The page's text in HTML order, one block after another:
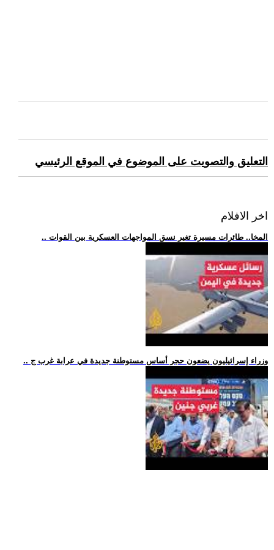
التعليق والتصويت على الموضوع في الموقع الرئيسي
اخر الافلام
.. المخا.. طائرات مسيرة تغير نسق المواجهات العسكرية بين القوات
.. وزراء إسرائيليون يضعون حجر أساس مستوطنة جديدة في عرابة غرب ج